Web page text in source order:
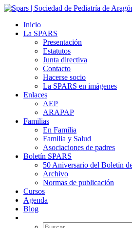
Inicio
La SPARS
Presentación
Estatutos
Junta directiva
Contacto
Hacerse socio
La SPARS en imágenes
Enlaces
AEP
ARAPAP
Familias
En Familia
Familia y Salud
Asociaciones de padres
Boletín SPARS
50 Aniversario del Boletín
Archivo
Normas de publicación
Cursos
Agenda
Blog